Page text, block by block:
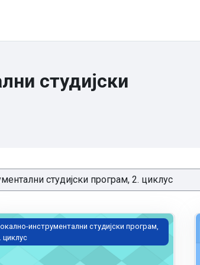
студијски
пјевање, мастер, Кркотић
инструментални студијски програм,
циклус